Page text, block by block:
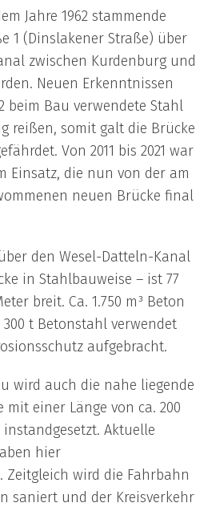
Jahre 1962 stammende
1 (Dinslakener Straße) über
zwischen Kurdenburg und
Neuen Erkenntnissen
beim Bau verwendete Stahl
reißen, somit galt die Brücke
Von 2011 bis 2021 war
Einsatz, die nun von der am
neuen Brücke final
den Wesel-Datteln-Kanal
in Stahlbauweise – ist 77
breit. Ca. 1.750 m³ Beton
t Betonstahl verwendet
aufgebracht.
wird auch die nahe liegende
mit einer Länge von ca. 200
Aktuelle
hier
Zeitgleich wird die Fahrbahn
saniert und der Kreisverkehr